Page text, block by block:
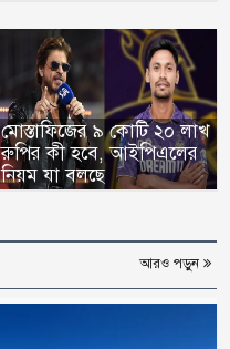
মোস্তাফিজের ৯ কোটি ২০ লাখ
রুপির কী হবে, আইপিএলের
নিয়ম যা বলছে
আরও পড়ুন